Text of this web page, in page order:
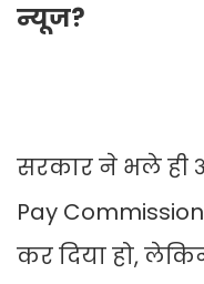
न्यूज?
सरकार ने भले
Pay
कर दिया हो,